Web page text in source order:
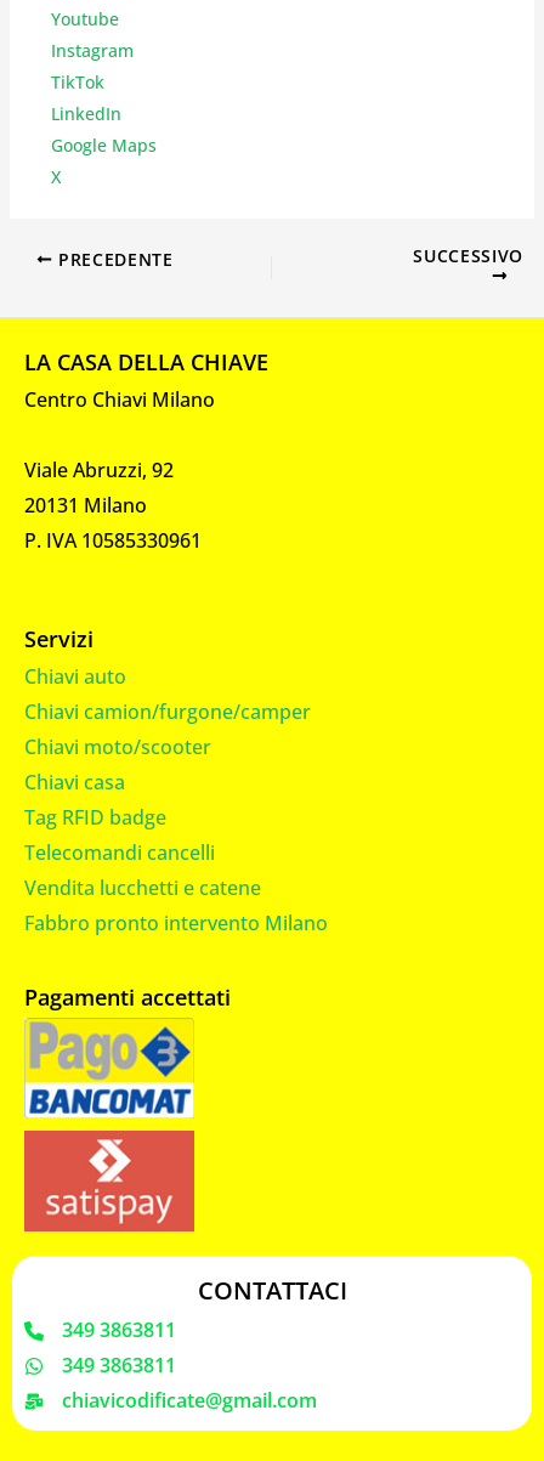
Youtube
Instagram
TikTok
LinkedIn
Google Maps
X
PRECEDENTE SUCCESSIVO
LA CASA DELLA CHIAVE
Centro Chiavi Milano
Viale Abruzzi, 92
20131 Milano
P. IVA 10585330961
Servizi
Chiavi auto
Chiavi camion/furgone/camper
Chiavi moto/scooter
Chiavi casa
Tag RFID badge
Telecomandi cancelli
Vendita lucchetti e catene
Fabbro pronto intervento Milano
Pagamenti accettati
CONTATTACI
349 3863811
349 3863811
chiavicodificate@gmail.com